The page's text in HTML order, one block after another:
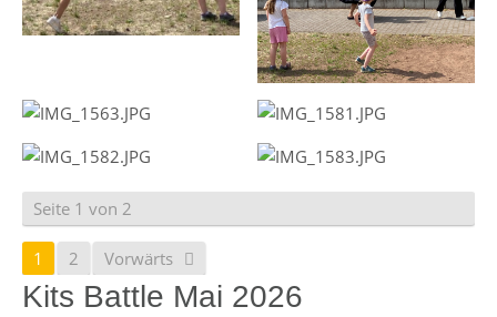
Seite 1 von 2
1 2 Vorwärts
Kits Battle Mai 2026